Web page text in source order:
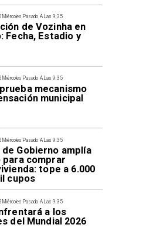
Miércoles Pasado A Las 9:35
de Vozinha en
Fecha, Estadio y
Miércoles Pasado A Las 9:35
mecanismo
municipal
Miércoles Pasado A Las 9:35
Gobierno amplía
comprar
tope a 6.000
cupos
Miércoles Pasado A Las 9:35
a los
del Mundial 2026